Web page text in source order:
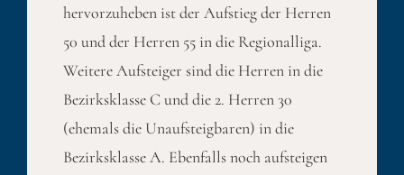
hervorzuheben ist der Aufstieg der Herren
50 und der Herren 55 in die Regionalliga.
Weitere Aufsteiger sind die Herren in die
Bezirksklasse C und die 2. Herren 30
(ehemals die Unaufsteigbaren) in die
Bezirksklasse A. Ebenfalls noch aufsteigen